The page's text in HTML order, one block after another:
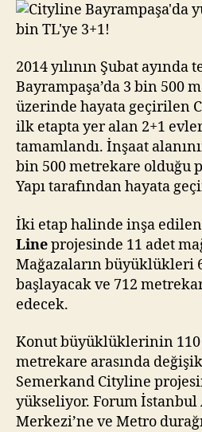
2014 yılının Şubat
Bayrampaşa’da 3 bin 500
üzerinde hayata geçirilen
ilk etapta yer alan 2+1
tamamlandı. İnşaat
bin 500 metrekare olduğu
Yapı tarafından hayata
İki etap halinde inşa edilen
Lineprojesinde 11 adet
Mağazaların büyüklükleri
başlayacak ve 712
edecek.
Konut büyüklüklerinin
metrekare arasında
Semerkand Cityline
yükseliyor. Forum İstanbul
Merkezi’ne ve Metro